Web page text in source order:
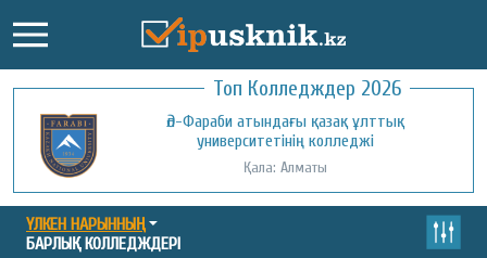
Топ Колледждер 2026
Әл-Фараби атындағы қазақ ұлттық
университетінің колледжі
Қала: Алматы
ҮЛКЕН НАРЫННЫҢ
БАРЛЫҚ КОЛЛЕДЖДЕРІ